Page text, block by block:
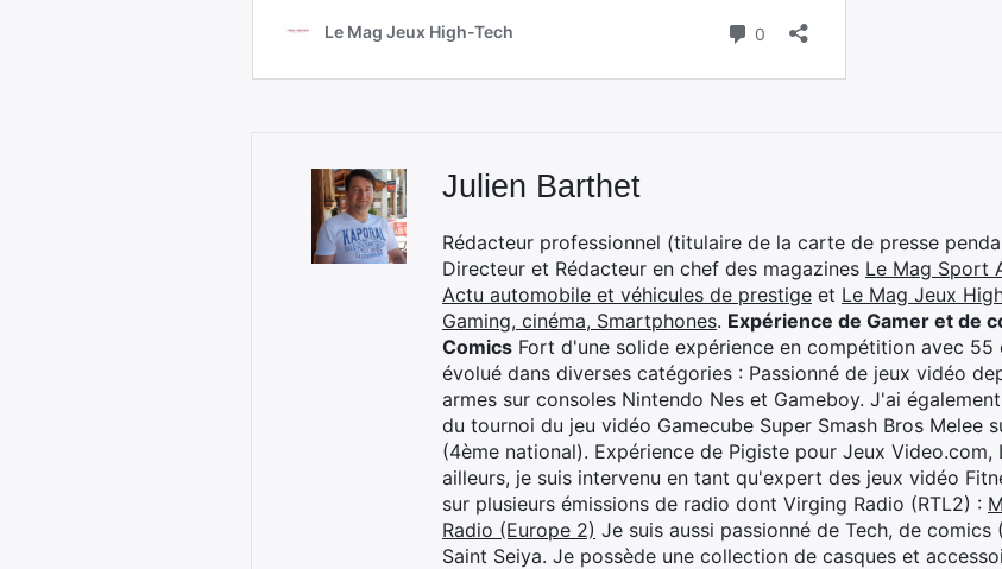
Julien Barthet
Rédacteur professionnel (titulaire de la carte de presse
Directeur et Rédacteur en chef des magazines Le Mag Sport
Actu automobile et véhicules de prestige et Le Mag Jeux
Gaming, cinéma, Smartphones. Expérience de Gamer et de
Comics Fort d'une solide expérience en compétition avec 55
évolué dans diverses catégories : Passionné de jeux vidéo
armes sur consoles Nintendo Nes et Gameboy. J'ai
du tournoi du jeu vidéo Gamecube Super Smash Bros Melee
(4ème national). Expérience de Pigiste pour Jeux Video.com,
ailleurs, je suis intervenu en tant qu'expert des jeux vidéo
sur plusieurs émissions de radio dont Virging Radio (RTL2) :
Radio (Europe 2) Je suis aussi passionné de Tech, de
Saint Seiya. Je possède une collection de casques et